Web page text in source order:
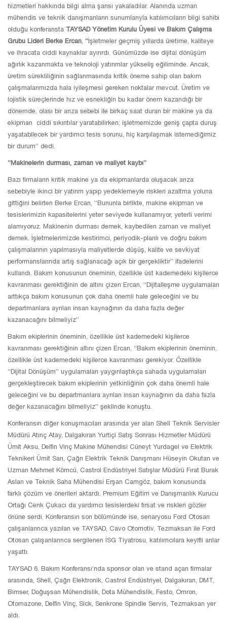
hizmetleri hakkında bilgi alma şansı yakaladılar. Alanında uzman
mühendis ve teknik danışmanların sunumlarıyla katılımcıların bilgi sahibi
olduğu konferansta TAYSAD Yönetim Kurulu Üyesi ve Bakım Çalışma
Grubu Lideri Berke Ercan, “İşletmeler geçmiş yıllarda üretime, kaliteye
ve ihracata ciddi kaynaklar ayırırdı. Günümüzde ise dijital dönüşüm
ağırlık kazanmakta ve teknoloji yatırımlar yükseliş eğiliminde. Ancak,
üretim sürekliliğinin sağlanmasında kritik öneme sahip olan bakım
çalışmalarımızda hala iyileşmesi gereken noktalar mevcut. Üretim ve
lojistik süreçlerinde hız ve esnekliğin bu kadar önem kazandığı bir
dönemde, olası bir arıza sebebi ile birkaç saat duran bir makine ya da
ekipman ciddi sıkıntılar yaratabilirken; işletmemizde geniş çapta duruş
yaşatabilecek bir yardımcı tesis sorunu, hiç karşılaşmak istemediğimiz
bir durum” dedi.
“Makinelerin durması, zaman ve maliyet kaybı”
Bazı firmaların kritik makine ya da ekipmanlarda oluşacak arıza
sebebiyle ikinci bir yatırım yapıp yedeklemeyle riskleri azaltma yoluna
gittiğini belirten Berke Ercan, “Bununla birlikte, makine ekipman ve
tesislerimizin kapasitelerini yeter seviyede kullanamıyor, yeterli verimi
alamıyoruz. Makinenin durması demek, kaybedilen zaman ve maliyet
demek. İşletmelerimizde kestirimci, periyodik-planlı ve doğru bakım
çalışmalarının yapılmasıyla maliyetlerde düşüş, kalite ve sevkiyat
performanslarında artış sağlanacağı açık bir gerçekliktir” ifadelerini
kullandı. Bakım konusunun öneminin, özellikle üst kademedeki kişilerce
kavranması gerektiğinin de altını çizen Ercan, “Dijitalleşme uygulamaları
arttıkça bakım konusunun çok daha önemli hale geleceğini ve bu
departmanlara ayrılan insan kaynağının da daha fazla değer
kazanacağını bilmeliyiz”
Bakım ekiplerinin öneminin, özellikle üst kademedeki kişilerce
kavranması gerektiğinin altını çizen Ercan, “Bakım ekiplerinin öneminin,
özellikle üst kademedeki kişilerce kavranması gerekiyor. Özellikle
“Dijital Dönüşüm” uygulamaları yaygınlaştıkça sahada uygulamaları
gerçekleştirecek bakım ekiplerinin yetkinliğinin çok daha önemli hale
geleceğini ve bu departmanlara ayrılan insan kaynağının da daha fazla
değer kazanacağını bilmeliyiz” şeklinde konuştu.
Konferansın diğer konuşmacıları arasında yer alan Shell Teknik Servisler
Müdürü Atınç Atay, Dalgakıran Yurtiçi Satış Sonrası Hizmetler Müdürü
Ümit Aksu, Delfin Vinç Makine Mühendisi Cüneyt Yurdagel ve Elektrik
Teknikeri Ümit Sarı, Çağrı Elektrik Teknik Danışmanı Hüseyin Okutan ve
Uzman Mehmet Kömcü, Castrol Endüstriyel Satışlar Müdürü Fırat Burak
Aslan ve Teknik Saha Mühendisi Erşan Camgöz, bakım konusunda
farklı çözüm ve önerileri aktardı. Premium Eğitim ve Danışmanlık Kurucu
Ortağı Cenk Çukacı da yardımcı tesislerdeki fırsat ve riskleri gözler
önüne serdi. Konferansın son bölümünde ise, senaryosu Ford Otosan
çalışanlarınca yazılan ve TAYSAD, Cavo Otomotiv, Tezmaksan ile Ford
Otosan çalışanlarınca sergilenen İSG Tiyatrosu, katılımcılara keyifli anlar
yaşattı.
TAYSAD 6. Bakım Konferansı’nda sponsor olan ve stand açan firmalar
arasında, Shell, Çağrı Elektronik, Castrol Endüstriyel, Dalgakıran, DMT,
Bimser, Doğuşsan Mühendislik, Dota Mühendislik, Festo, Omron,
Otomazone, Delfin Vinç, Sick, Senkrone Spindle Servis, Tezmaksan yer
aldı.